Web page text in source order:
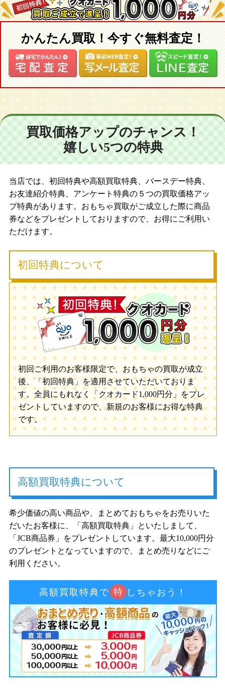
かんたん買取！今すぐ無料査定！
買取価格アップのチャンス！
嬉しい5つの特典
当店では、初回特典や高額買取特典、バースデー特典、
お友達紹介特典、アンケート特典の５つの買取価格アッ
プ特典があります。おもちゃ買取がご成立した際に商品
券などをプレゼントしておりますので、お得にご利用い
ただけます。
初回特典について
初回ご利用のお客様限定で、おもちゃの買取が成立
後、「初回特典」を適用させていただいておりま
す。全員にもれなく「クオカード1,000円分」をプレ
ゼントしていますので、新規のお客様にお得な特典
です。
高額買取特典について
希少価値の高い商品や、まとめておもちゃをお売りいた
だいたお客様に、「高額買取特典」といたしまして、
「JCB商品券」をプレゼントしています。最大10,000円分
のプレゼントとなっていますので、まとめ売りなどにご
利用ください。
高額買取特典で 特 しちゃおう！